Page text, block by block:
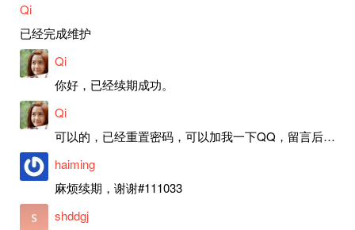
Qi
已经完成维护
Qi
你好，已经续期成功。
Qi
可以的，已经重置密码，可以加我一下QQ，留言后我就发密码给你。
haiming
麻烦续期，谢谢#111033
shddgj